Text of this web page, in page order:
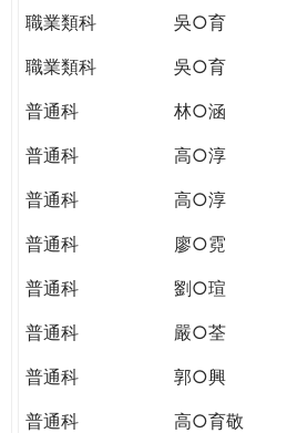
職業類科
吳○育
職業類科
吳○育
普通科
林○涵
普通科
高○淳
普通科
高○淳
普通科
廖○霓
普通科
劉○瑄
普通科
嚴○荃
普通科
郭○興
普通科
高○育敬